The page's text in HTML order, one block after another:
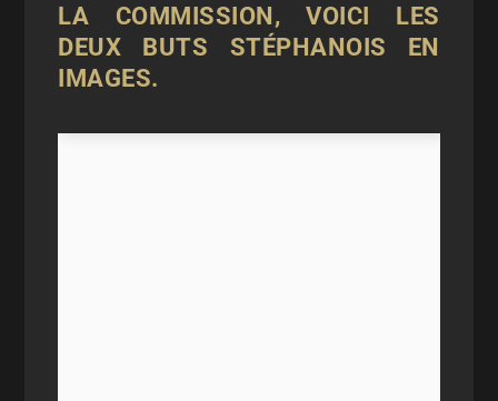
LA COMMISSION, VOICI LES
DEUX BUTS STÉPHANOIS EN
IMAGES.